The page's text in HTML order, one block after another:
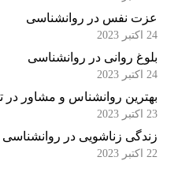
عزت نفس در روانشناسی
بلوغ روانی در روانشناسی
بهترین روانشناس و مشاور در تهران
زندگی زناشویی در روانشناسی